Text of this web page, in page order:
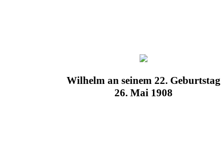
Wilhelm an seinem 22. Geburtstag
26. Mai 1908